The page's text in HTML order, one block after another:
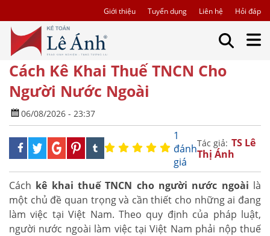
Giới thiệu Tuyển dụng Liên hệ Hỏi đáp
Cách Kê Khai Thuế TNCN Cho
Người Nước Ngoài
06/08/2026 - 23:37
1
đánh
giá
Tác giả: TS Lê
Thị Ánh
Cách kê khai thuế TNCN cho người nước ngoài là
một chủ đề quan trọng và cần thiết cho những ai đang
làm việc tại Việt Nam. Theo quy định của pháp luật,
người nước ngoài làm việc tại Việt Nam phải nộp thuế